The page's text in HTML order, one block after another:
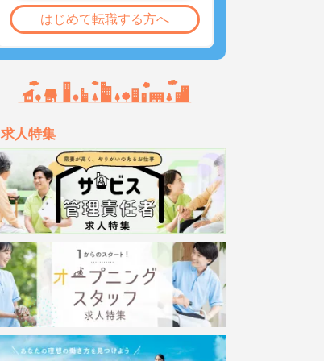
はじめて転職する方へ
求人特集